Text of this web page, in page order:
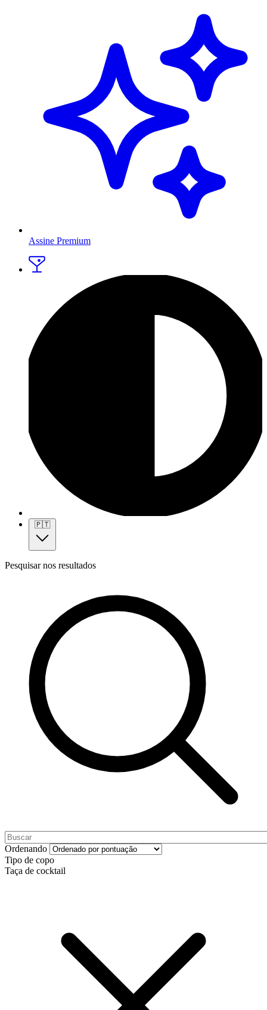
Assine Premium
🇵🇹
Pesquisar nos resultados
Ordenando
Tipo de copo
Taça de cocktail